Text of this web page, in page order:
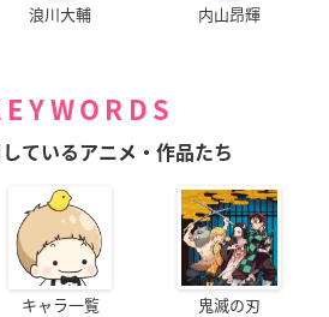
浪川大輔 内山昂輝
ているアニメ・作品たち
キャラ一覧 鬼滅の刃